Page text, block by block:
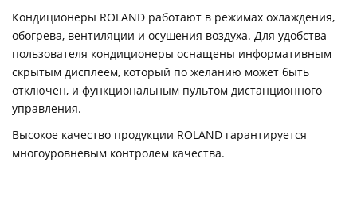
Кондиционеры ROLAND работают в режимах охлаждения,
обогрева, вентиляции и осушения воздуха. Для удобства
пользователя кондиционеры оснащены информативным
скрытым дисплеем, который по желанию может быть
отключен, и функциональным пультом дистанционного
управления.
Высокое качество продукции ROLAND гарантируется
многоуровневым контролем качества.